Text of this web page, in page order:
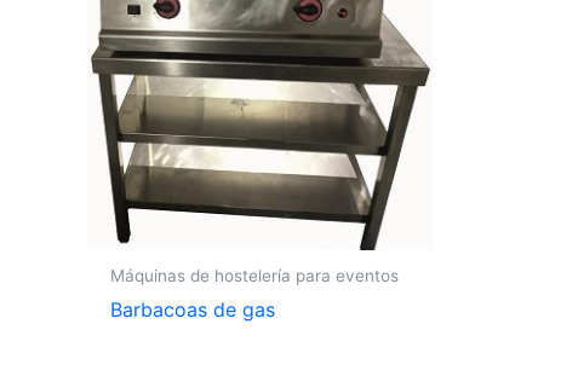
Máquinas de hostelería para eventos
Barbacoas de gas